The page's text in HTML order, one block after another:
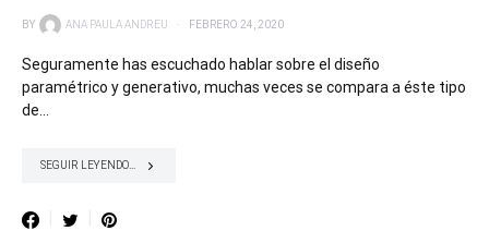
BY ANA PAULA ANDREU FEBRERO 24, 2020
Seguramente has escuchado hablar sobre el diseño
paramétrico y generativo, muchas veces se compara a éste tipo
de…
SEGUIR LEYENDO...